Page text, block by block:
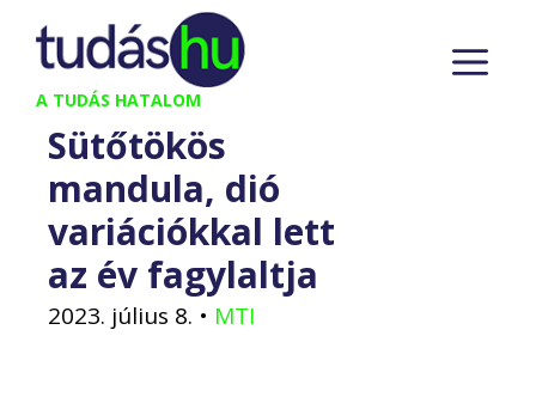
Kilépés
tartalomba
A TUDÁS HATALOM
Sütőtökös
mandula, dió
variációkkal lett
az év fagylaltja
2023. július 8. • MTI